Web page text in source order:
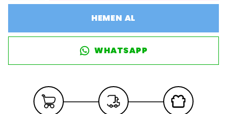
HEMEN AL
WHATSAPP